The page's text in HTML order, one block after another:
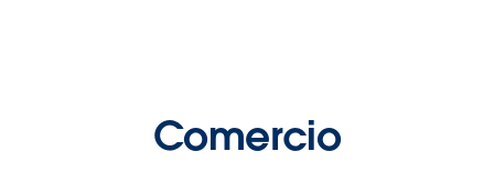
Comercio